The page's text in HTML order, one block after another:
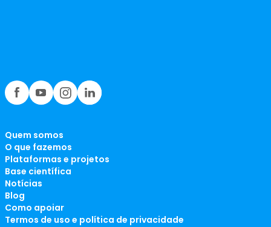
Quem somos
O que fazemos
Plataformas e projetos
Base científica
Notícias
Blog
Como apoiar
Termos de uso e política de privacidade